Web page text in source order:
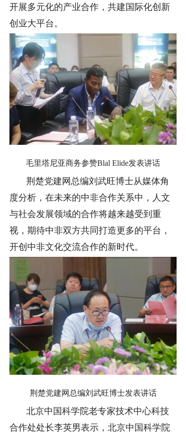
开展多元化的产业合作，共建国际化创新
创业大平台。
毛里塔尼亚商务参赞Blal Elide发表讲话
荆楚党建网总编刘武旺博士从媒体角
度分析，在未来的中非合作关系中，人文
与社会发展领域的合作将越来越受到重
视，期待中非双方共同打造更多的平台，
开创中非文化交流合作的新时代。
荆楚党建网总编刘武旺博士发表讲话
北京中国科学院老专家技术中心科技
合作处处长李英男表示，北京中国科学院